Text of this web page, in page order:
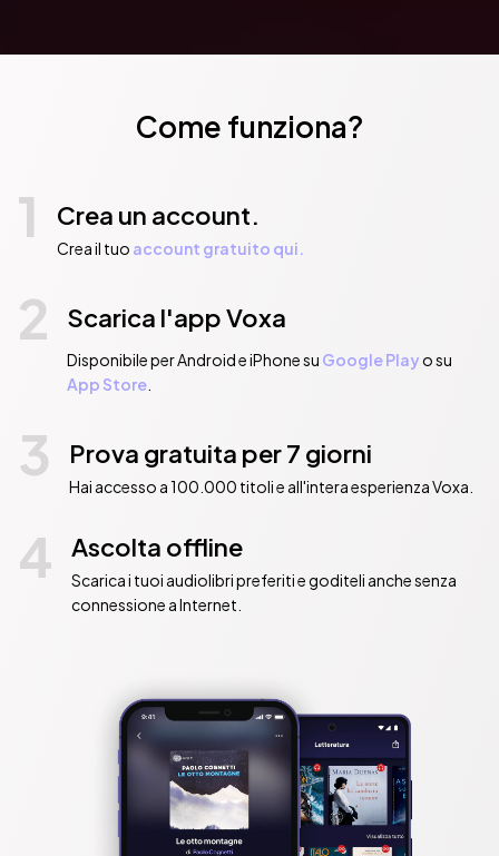
Come funziona?
1 Crea un account.
Crea il tuo account gratuito qui.
2 Scarica l'app Voxa
Disponibile per Android e iPhone su Google Playo su
App Store.
3 Prova gratuita per 7 giorni
Hai accesso a 100.000 titoli e all'intera esperienza Voxa.
4 Ascolta offline
Scarica i tuoi audiolibri preferiti e goditeli anche senza
connessione a Internet.